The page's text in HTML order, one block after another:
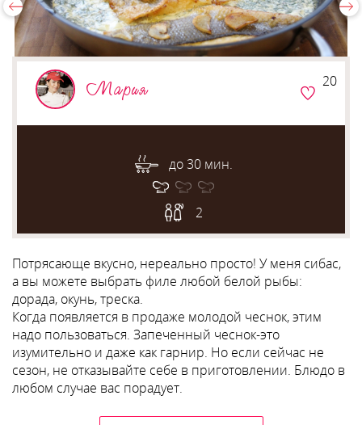
Мария
до 30 мин.
2
20
Потрясающе вкусно, нереально просто! У меня сибас,
а вы можете выбрать филе любой белой рыбы:
дорада, окунь, треска.
Когда появляется в продаже молодой чеснок, этим
надо пользоваться. Запеченный чеснок-это
изумительно и даже как гарнир. Но если сейчас не
сезон, не отказывайте себе в приготовлении. Блюдо в
любом случае вас порадует.